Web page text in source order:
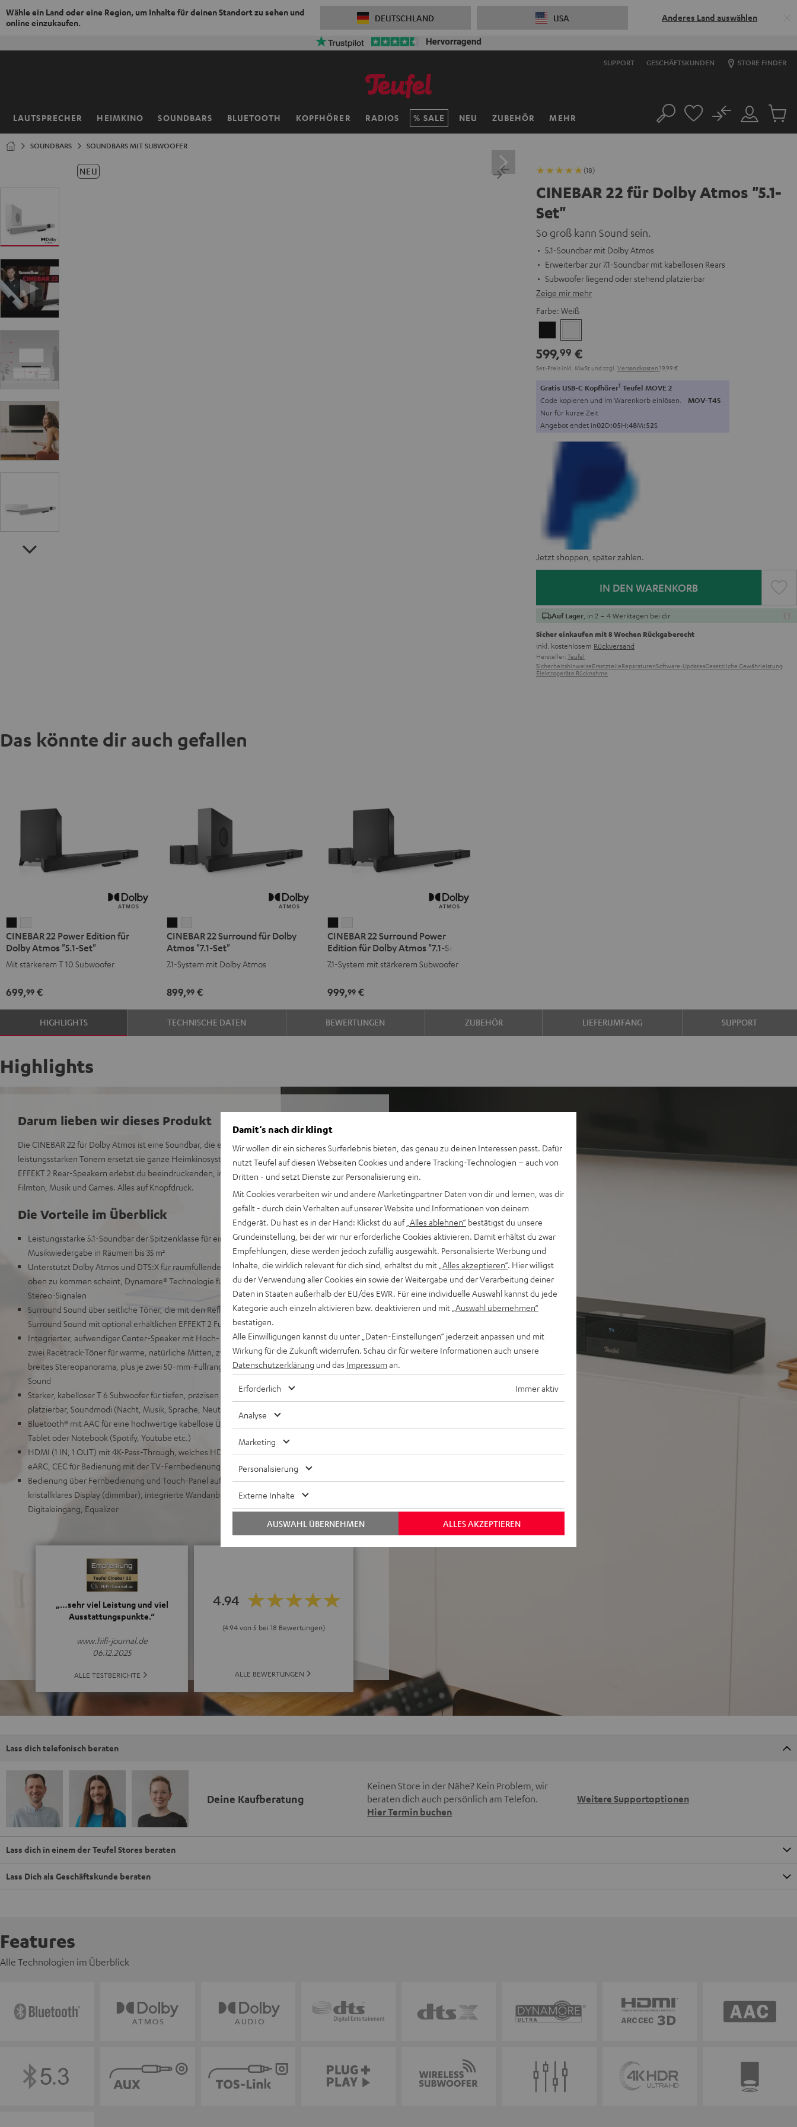
Wähle ein Land oder eine Region, um Inhalte für deinen Standort zu sehen und
online einzukaufen.
DEUTSCHLAND USA Anderes Land auswählen
SUPPORT GESCHÄFTSKUNDEN STORE FINDER
LAUTSPRECHER HEIMKINO SOUNDBARS BLUETOOTH KOPFHÖRER RADIOS SALE NEU ZUBEHÖR MEHR
Startseite Suche
Mein
Konto
No
Artikel
SOUNDBARS SOUNDBARS MIT SUBWOOFER
NEU (18)
CINEBAR 22 für Dolby Atmos "5.1-
Set"
So groß kann Sound sein.
5.1-Soundbar mit Dolby Atmos
Erweiterbar zur 7.1-Soundbar mit kabellosen Rears
Subwoofer liegend oder stehend platzierbar
Zeige mir mehr
Farbe: Weiß
599,99 €
Set-Preis inkl. MwSt und zzgl. Versandkosten 19,99 €
Gratis USB-C Kopfhörer1 Teufel MOVE 2
Code kopieren und im Warenkorb einlösen. MOV-T4S
Nur für kurze Zeit
Angebot endet in02D:05H:48M:51S
Jetzt shoppen, später zahlen.
IN DEN WARENKORB
Auf Lager , in 2 – 4 Werktagen bei dir
Sicher einkaufen mit 8 Wochen Rückgaberecht
inkl. kostenlosem Rückversand
Hersteller: Teufel
SicherheitshinweiseErsatzteileReparaturenSoftware-UpdatesGesetzliche Gewährleistung
Elektrogeräte Rücknahme
Das könnte dir auch gefallen
22
Power
Edition
Dolby
Atmos
Set"
22
Power
Edition
Dolby
Atmos
"5.1-
Set"
CINEBAR 22 Power Edition für
Dolby Atmos "5.1-Set"
Mit stärkerem T 10 Subwoofer
699,99 €
22
Surround
für
Atmos
"7.1-
Set"
Schwarz
22
Surround
für
Atmos
"7.1-
Set"
Weiß
CINEBAR 22 Surround für Dolby
Atmos "7.1-Set"
7.1-System mit Dolby Atmos
899,99€
22
Surround
Power
für
Dolby
Atmos
"7.1-
22
Surround
Power
für
Dolby
Atmos
"7.1-
CINEBAR 22 Surround Power
Edition für Dolby Atmos "7.1-Set"
7.1-System mit stärkerem Subwoofer
999,99€
HIGHLIGHTS TECHNISCHE DATEN BEWERTUNGEN ZUBEHÖR LIEFERUMFANG SUPPORT
Highlights
Darum lieben wir dieses Produkt
Die CINEBAR 22 für Dolby Atmos ist eine Soundbar, die eigentlich keine mehr ist. Mit gleich 8
leistungsstarken Tönern ersetzt sie ganze Heimkinosysteme. Und mit den optionalen, kabellosen
EFFEKT 2 Rear-Speakern erlebst du beeindruckenden, immersiven 7.1-Surround-Sound: für
Filmton, Musik und Games. Alles auf Knopfdruck.
Die Vorteile im Überblick
Leistungsstarke 5.1-Soundbar der Spitzenklasse für eine extrem druckvolle TV-, Gaming- und
Musikwiedergabe in Räumen bis 35 m²
Unterstützt Dolby Atmos und DTS:X für raumfüllenden, cineastischen 3D-Sound, der auch von
oben zu kommen scheint, Dynamore® Technologie für eine Verbreiterung der Bühne bei
Stereo-Signalen
Surround Sound über seitliche Töner, die mit den Reflexionen des Raumes arbeiten, 7.1
Surround Sound mit optional erhältlichen EFFEKT 2 Funk-Speakern
Integrierter, aufwendiger Center-Speaker mit Hoch- und Mitteltöner in koaxialer Anordnung,
zwei Racetrack-Töner für warme, natürliche Mitten, zwei leistungsstarke Hochtöner für ein
breites Stereopanorama, plus je zwei 50-mm-Fullrange-Töner für reflektierenden Surround
Sound
Starker, kabelloser T 6 Subwoofer für tiefen, präzisen Bass, liegend unterm Sofa oder stehend
platzierbar, Soundmodi (Nacht, Musik, Sprache, Neutral) und Klangeinstellungen wählbar
Bluetooth® mit AAC für eine hochwertige kabellose Übertragung von Musik vom Smartphone,
Tablet oder Notebook (Spotify, Youtube etc.)
HDMI (1 IN, 1 OUT) mit 4K-Pass-Through, welches HDR, Dolby Vision und 3D unterstützt,
eARC, CEC für Bedienung mit der TV-Fernbedienung, einfacher Ein-Kabel-Anschluss
Bedienung über Fernbedienung und Touch-Panel auf dem Gerät, edles Frontgitter aus Metall,
kristallklares Display (dimmbar), integrierte Wandanbringung, AUX-In, optischer
Digitaleingang, Equalizer
„…sehr viel Leistung und viel
Ausstattungspunkte.“
www.hifi-journal.de
06.12.2025
ALLE TESTBERICHTE
4.94
(4.94 von 5 bei 18 Bewertungen)
ALLE BEWERTUNGEN
Lass dich telefonisch beraten
Deine Kaufberatung
Keinen Store in der Nähe? Kein Problem, wir
beraten dich auch persönlich am Telefon.
Hier Termin buchen
Weitere Supportoptionen
Lass dich in einem der Teufel Stores beraten
Lass Dich als Geschäftskunde beraten
Features
Alle Technologien im Überblick
Damit‘s nach dir klingt
Wir wollen dir ein sicheres Surferlebnis bieten, das genau zu deinen Interessen passt. Dafür
nutzt Teufel auf diesen Webseiten Cookies und andere Tracking-Technologien – auch von
Dritten - und setzt Dienste zur Personalisierung ein.
Mit Cookies verarbeiten wir und andere Marketingpartner Daten von dir und lernen, was dir
gefällt - durch dein Verhalten auf unserer Website und Informationen von deinem
Endgerät. Du hast es in der Hand: Klickst du auf „Alles ablehnen“ bestätigst du unsere
Grundeinstellung, bei der wir nur erforderliche Cookies aktivieren. Damit erhältst du zwar
Empfehlungen, diese werden jedoch zufällig ausgewählt. Personalisierte Werbung und
Inhalte, die wirklich relevant für dich sind, erhältst du mit „Alles akzeptieren“. Hier willigst
du der Verwendung aller Cookies ein sowie der Weitergabe und der Verarbeitung deiner
Daten in Staaten außerhalb der EU/des EWR. Für eine individuelle Auswahl kannst du jede
Kategorie auch einzeln aktivieren bzw. deaktivieren und mit „Auswahl übernehmen“
bestätigen.
Alle Einwilligungen kannst du unter „Daten-Einstellungen“ jederzeit anpassen und mit
Wirkung für die Zukunft widerrufen. Schau dir für weitere Informationen auch unsere
Datenschutzerklärung und das Impressum an.
Erforderlich Immer aktiv
Analyse
Marketing
Personalisierung
Externe Inhalte
ALLES AKZEPTIEREN
AUSWAHL ÜBERNEHMEN